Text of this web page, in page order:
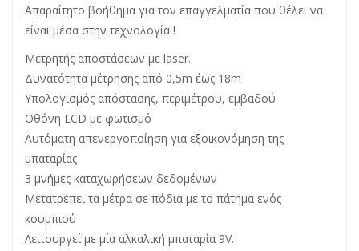
Απαραίτητο βοήθημα για τον επαγγελματία που θέλει να
είναι μέσα στην τεχνολογία !
Μετρητής αποστάσεων με laser.
Δυνατότητα μέτρησης από 0,5m έως 18m
Υπολογισμός απόστασης, περιμέτρου, εμβαδού
Οθόνη LCD με φωτισμό
Αυτόματη απενεργοποίηση για εξοικονόμηση της
μπαταρίας
3 μνήμες καταχωρήσεων δεδομένων
Μετατρέπει τα μέτρα σε πόδια με το πάτημα ενός
κουμπιού
Λειτουργεί με μία αλκαλική μπαταρία 9V.